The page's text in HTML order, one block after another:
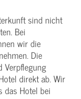
sind nicht
Bei
wir die
Die
Verpflegung
direkt ab. Wir
das Hotel bei